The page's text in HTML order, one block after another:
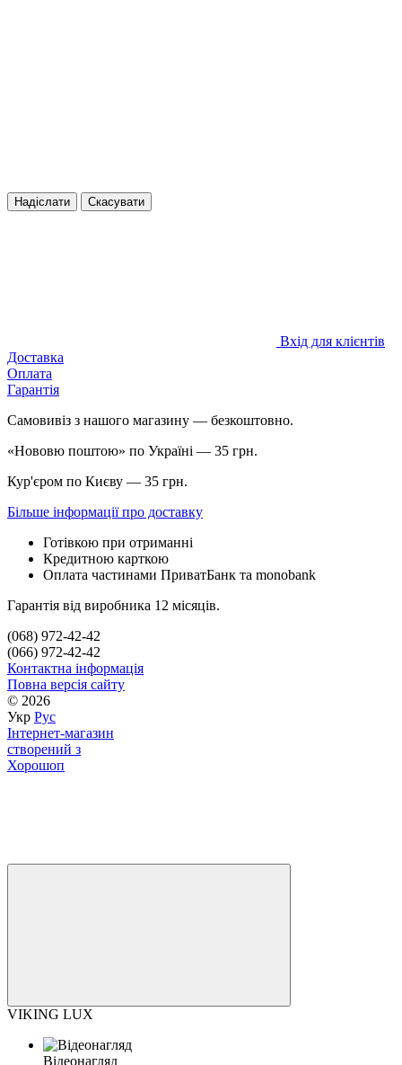
Надіслати Скасувати
Вхід для клієнтів
Доставка
Оплата
Гарантія
Самовивіз з нашого магазину — безкоштовно.
«Нововю поштою» по Україні — 35 грн.
Кур'єром по Києву — 35 грн.
Більше інформації про доставку
Готівкою при отриманні
Кредитною карткою
Оплата частинами ПриватБанк та monobank
Гарантія від виробника 12 місяців.
(068) 972-42-42
(066) 972-42-42
Контактна інформація
Повна версія сайту
© 2026
Укр Рус
Інтернет-магазин
створений з
Хорошоп
VIKING LUX
Відеонагляд